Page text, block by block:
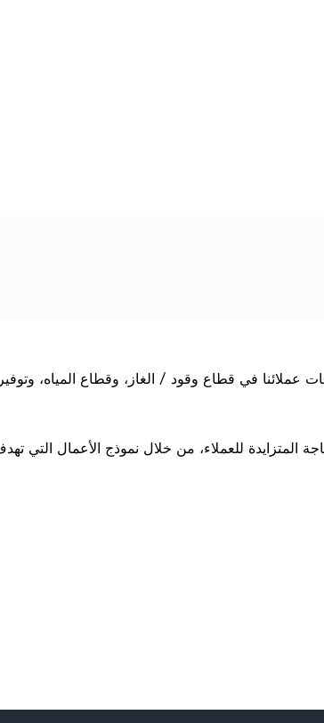
عملائنا في قطاع وقود / الغاز، وقطاع المياه،
المتزايدة للعملاء، من خلال نموذج الأعمال التي